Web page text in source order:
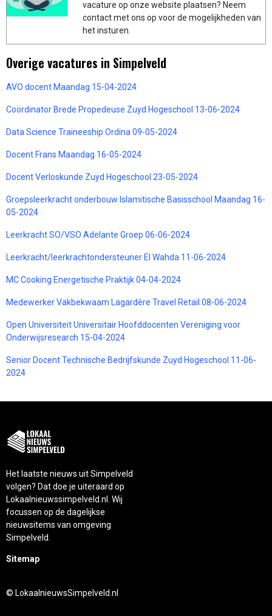
vacature op onze website plaatsen? Neem
contact met ons op voor de mogelijkheden van
het insturen.
Overige vacatures in Simpelveld
AVO docent Maandag 15-04-2024
Coördinator Brede Propedeuse Zuyd Hogeschool 13-06-2024
Data Science Traineeship Ordina 09-05-2024
Docent Frans Maandag 16-05-2024
Docent Verloskunde Zuyd Hogeschool 23-05-2024
Groepsleerkracht onderbouw Islamitische Basisschool Maandag 16-
05-2024
Leerkracht SO/VSO Adelante Groep 06-06-2024
Leerkracht/leerkrachtondersteuner El Wahda 11-06-2024
MC Cooking Energetische Praktijk 04-04-2024
Medewerker Vakbekwaam Lagardère Travel Retail 08-06-2024
Open Universiteit Universitair Hoofddocenten Vereniging voor
Onderwijsresearch 15-04-2024
Senior Docent Technische Bedrijfskunde Zuyd Hogeschool 11-06-
2024
Het laatste nieuws uit Simpelveld
volgen? Dat doe je uiteraard op
Lokaalnieuwssimpelveld.nl. Wij
focussen op de dagelijkse
nieuwsitems van omgeving
Simpelveld.
Sitemap
© LokaalnieuwsSimpelveld.nl